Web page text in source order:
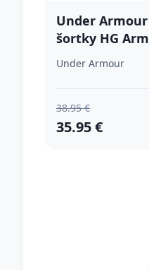
Under
šortky HG
XLXL
Under Armour
38.95 €
35.95 €